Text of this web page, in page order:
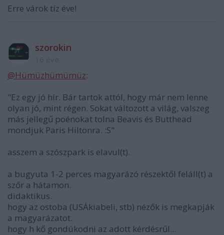
Erre várok tíz éve!
szorokin
@Hümüzhümümüz:
"Ez egy jó hír. Bár tartok attól, hogy már nem lenne
olyan jó, mint régen. Sokat változott a világ, valszeg
más jellegű poénokat tolna Beavis és Butthead
mondjuk Paris Hiltonra. :S"
asszem a szószpark is elavul(t).
a bugyuta 1-2 perces magyarázó részektől feláll(t) a
szőr a hátamon.
didaktikus.
hogy az ostoba (USÁkiabeli, stb) nézők is megkapják
a magyarázatot.
hogy h kő gondúkodni az adott kérdésrűl...